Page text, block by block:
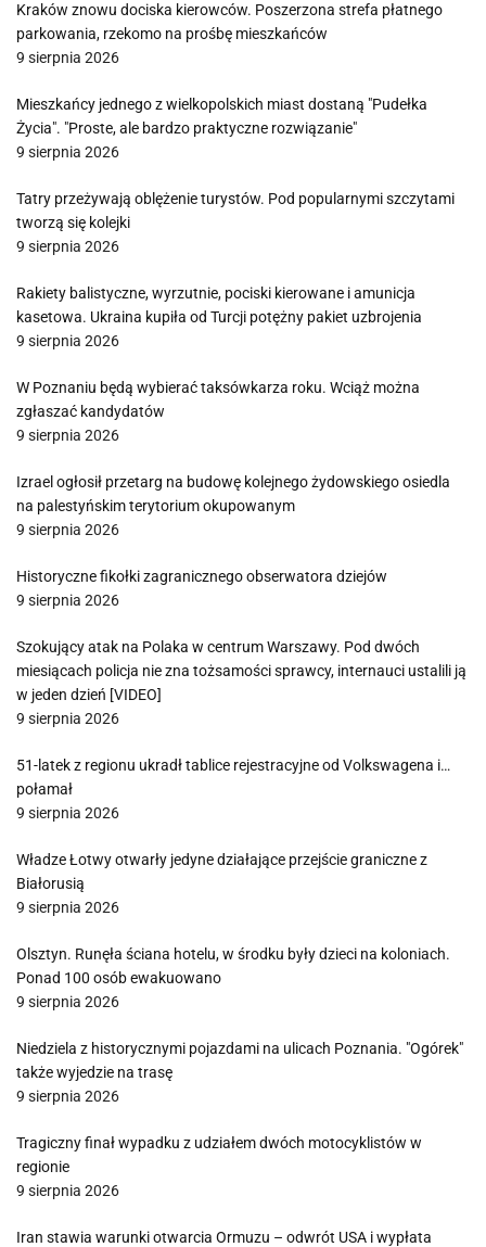
Kraków znowu dociska kierowców. Poszerzona strefa płatnego
parkowania, rzekomo na prośbę mieszkańców
9 sierpnia 2026
Mieszkańcy jednego z wielkopolskich miast dostaną "Pudełka
Życia". "Proste, ale bardzo praktyczne rozwiązanie"
9 sierpnia 2026
Tatry przeżywają oblężenie turystów. Pod popularnymi szczytami
tworzą się kolejki
9 sierpnia 2026
Rakiety balistyczne, wyrzutnie, pociski kierowane i amunicja
kasetowa. Ukraina kupiła od Turcji potężny pakiet uzbrojenia
9 sierpnia 2026
W Poznaniu będą wybierać taksówkarza roku. Wciąż można
zgłaszać kandydatów
9 sierpnia 2026
Izrael ogłosił przetarg na budowę kolejnego żydowskiego osiedla
na palestyńskim terytorium okupowanym
9 sierpnia 2026
Historyczne fikołki zagranicznego obserwatora dziejów
9 sierpnia 2026
Szokujący atak na Polaka w centrum Warszawy. Pod dwóch
miesiącach policja nie zna tożsamości sprawcy, internauci ustalili ją
w jeden dzień [VIDEO]
9 sierpnia 2026
51-latek z regionu ukradł tablice rejestracyjne od Volkswagena i…
połamał
9 sierpnia 2026
Władze Łotwy otwarły jedyne działające przejście graniczne z
Białorusią
9 sierpnia 2026
Olsztyn. Runęła ściana hotelu, w środku były dzieci na koloniach.
Ponad 100 osób ewakuowano
9 sierpnia 2026
Niedziela z historycznymi pojazdami na ulicach Poznania. "Ogórek"
także wyjedzie na trasę
9 sierpnia 2026
Tragiczny finał wypadku z udziałem dwóch motocyklistów w
regionie
9 sierpnia 2026
Iran stawia warunki otwarcia Ormuzu – odwrót USA i wypłata